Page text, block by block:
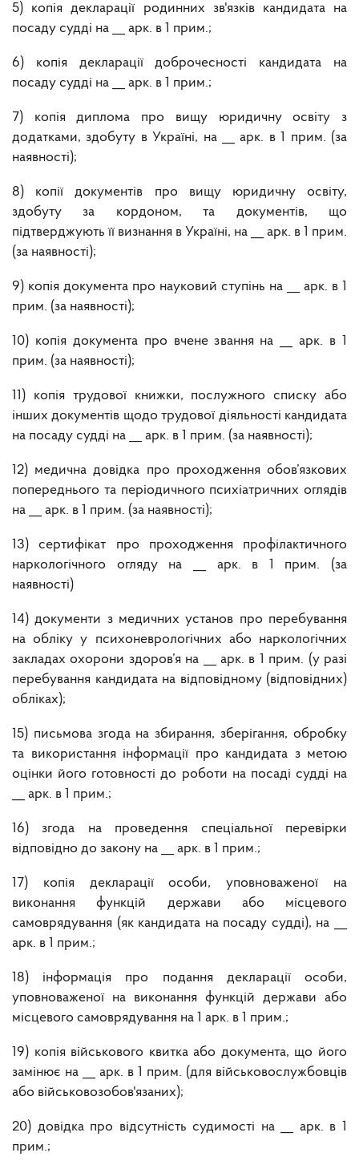
5) копія декларації родинних зв'язків кандидата на
посаду судді на __ арк. в 1 прим.;
6) копія декларації доброчесності кандидата на
посаду судді на __ арк. в 1 прим.;
7) копія диплома про вищу юридичну освіту з
додатками, здобуту в Україні, на __ арк. в 1 прим. (за
наявності);
8) копії документів про вищу юридичну освіту,
здобуту за кордоном, та документів, що
підтверджують її визнання в Україні, на __ арк. в 1 прим.
(за наявності);
9) копія документа про науковий ступінь на __ арк. в 1
прим. (за наявності);
10) копія документа про вчене звання на __ арк. в 1
прим. (за наявності);
11) копія трудової книжки, послужного списку або
інших документів щодо трудової діяльності кандидата
на посаду судді на __ арк. в 1 прим. (за наявності);
12) медична довідка про проходження обов’язкових
попереднього та періодичного психіатричних оглядів
на __ арк. в 1 прим. (за наявності);
13) сертифікат про проходження профілактичного
наркологічного огляду на __ арк. в 1 прим. (за
наявності)
14) документи з медичних установ про перебування
на обліку у психоневрологічних або наркологічних
закладах охорони здоров’я на __ арк. в 1 прим. (у разі
перебування кандидата на відповідному (відповідних)
обліках);
15) письмова згода на збирання, зберігання, обробку
та використання інформації про кандидата з метою
оцінки його готовності до роботи на посаді судді на
__ арк. в 1 прим.;
16) згода на проведення спеціальної перевірки
відповідно до закону на __ арк. в 1 прим.;
17) копія декларації особи, уповноваженої на
виконання функцій держави або місцевого
самоврядування (як кандидата на посаду судді), на __
арк. в 1 прим.;
18) інформація про подання декларації особи,
уповноваженої на виконання функцій держави або
місцевого самоврядування на 1 арк. в 1 прим.;
19) копія військового квитка або документа, що його
замінює на __ арк. в 1 прим. (для військовослужбовців
або військовозобов'язаних);
20) довідка про відсутність судимості на __ арк. в 1
прим.;